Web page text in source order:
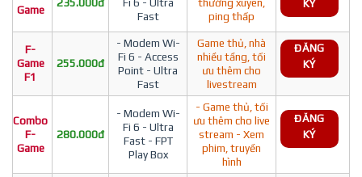
Game
Fast
ping thấp
KÝ
F-
Game
F1
255.000đ
- Modem Wi-
Fi 6 - Access
Point - Ultra
Fast
Game thủ, nhà
nhiều tầng, tối
ưu thêm cho
livestream
ĐĂNG
KÝ
Combo
F-
Game
280.000đ
- Modem Wi-
Fi 6 - Ultra
Fast - FPT
Play Box
- Game thủ, tối
ưu thêm cho live
stream - Xem
phim, truyền
hình
ĐĂNG
KÝ